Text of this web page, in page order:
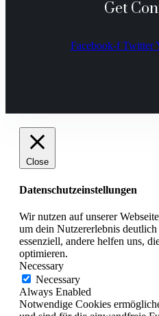
Get
Facebook-f Twitter
Close
Datenschutzeinstellungen
Wir nutzen auf unserer
um dein Nutzererlebnis
essenziell, andere helfen uns,
optimieren.
Necessary
Necessary
Always Enabled
Notwendige Cookies